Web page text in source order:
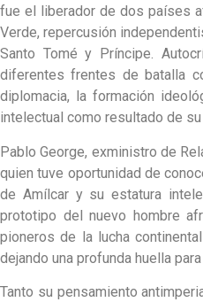
fue el liberador de dos países
Verde, repercusión
Santo Tomé y Príncipe.
diferentes frentes de batalla
diplomacia, la formación
intelectual como resultado de
Pablo George, exministro de
quien tuve oportunidad de
de Amílcar y su estatura
prototipo del nuevo hombre
pioneros de la lucha
dejando una profunda huella
Tanto su pensamiento